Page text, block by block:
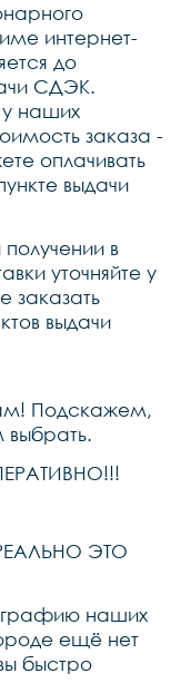
интернет-
до
СДЭК.
у наших
заказа -
оплачивать
выдачи
в
уточняйте у
выдачи
Подскажем,
ЭТО
наших
ещё нет
быстро